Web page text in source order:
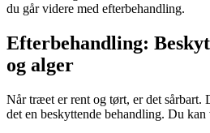
du går videre med efterbehandling.
Efterbehandling:
og alger
Når træet er rent og tørt, er det sårbart.
det en beskyttende behandling. Du